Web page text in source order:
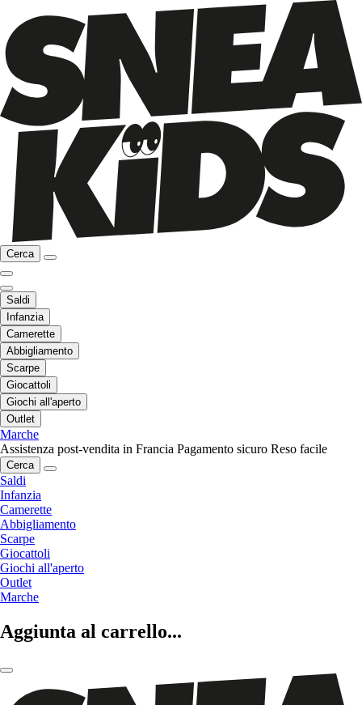
Cerca
Saldi
Infanzia
Camerette
Abbigliamento
Scarpe
Giocattoli
Giochi all'aperto
Outlet
Marche
Assistenza post-vendita in Francia Pagamento sicuro Reso facile
Cerca
Saldi
Infanzia
Camerette
Abbigliamento
Scarpe
Giocattoli
Giochi all'aperto
Outlet
Marche
Aggiunta al carrello...